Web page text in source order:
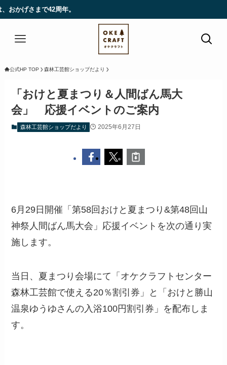
さまで42周年。
公式HP TOP 森林工芸館ショップだより
「おけと夏まつり＆人間ばん馬大
会」 応援イベントのご案内
森林工芸館ショップだより 2025年6月27日
6月29日開催「第58回おけと夏まつり&第48回山
神祭人間ばん馬大会」応援イベントを次の通り実
施します。
当日、夏まつり会場にて「オケクラフトセンター
森林工芸館で使える20％割引券」と「おけと勝山
温泉ゆうゆさんの入浴100円割引券」を配布しま
す。